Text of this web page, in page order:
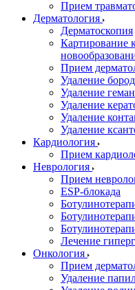
Прием
Дерматология
Дерматоскопия
Картирование
Прием
Удаление
Удаление
Удаление
Удаление
Удаление
Кардиология
Прием
Неврология
Прием
ESP-блокада
Лечение
Онкология
Прием
Удаление